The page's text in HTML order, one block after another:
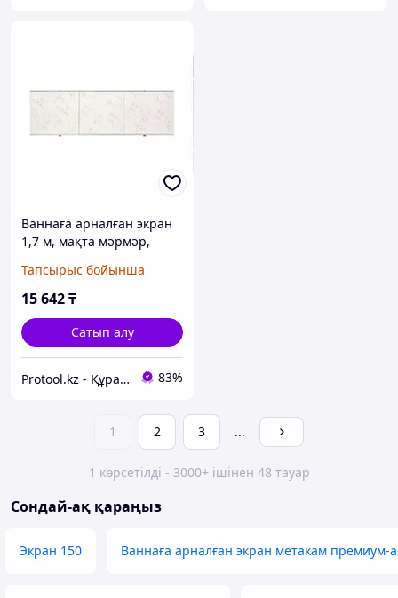
Ваннаға арналған экран
1,7 м, мақта мәрмәр,
(PERFECTO LINEA) (36-
004269)
Тапсырыс бойынша
15 642₸
Сатып алу
Protool.kz - Құрал сайман магазины 83%
1 2 3 ...
1 көрсетілді - 3000+ ішінен 48 тауар
Сондай-ақ қараңыз
Экран 150 Ваннаға арналған экран метакам премиум-